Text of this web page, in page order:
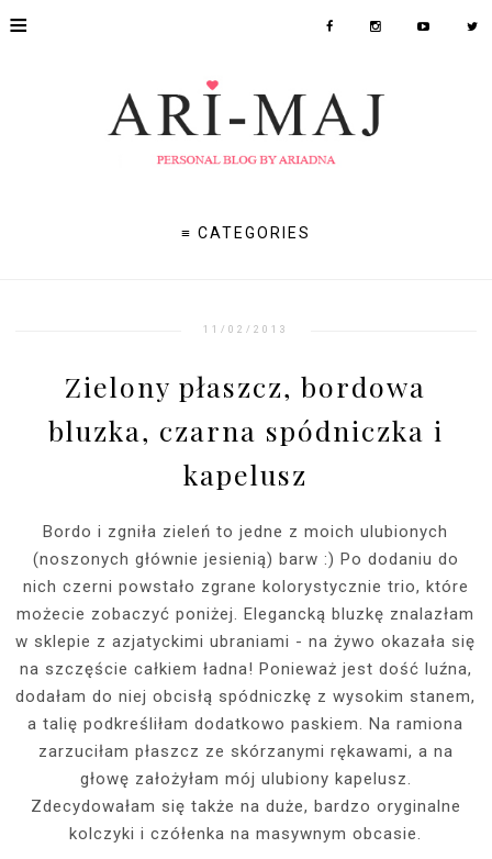
≡
≡ CATEGORIES
11/02/2013
Zielony płaszcz, bordowa
bluzka, czarna spódniczka i
kapelusz
Bordo i zgniła zieleń to jedne z moich ulubionych
(noszonych głównie jesienią) barw :) Po dodaniu do
nich czerni powstało zgrane kolorystycznie trio, które
możecie zobaczyć poniżej. Elegancką bluzkę znalazłam
w sklepie z azjatyckimi ubraniami - na żywo okazała się
na szczęście całkiem ładna! Ponieważ jest dość luźna,
dodałam do niej obcisłą spódniczkę z wysokim stanem,
a talię podkreśliłam dodatkowo paskiem. Na ramiona
zarzuciłam płaszcz ze skórzanymi rękawami, a na
głowę założyłam mój ulubiony kapelusz.
Zdecydowałam się także na duże, bardzo oryginalne
kolczyki i czółenka na masywnym obcasie.